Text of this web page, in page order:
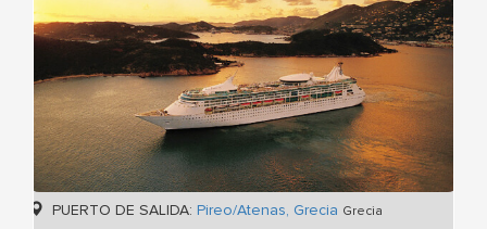
PUERTO DE SALIDA: Pireo/Atenas, Grecia Grecia